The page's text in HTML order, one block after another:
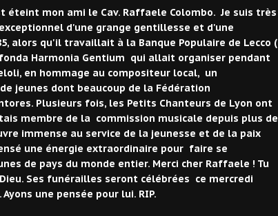
éteint mon ami le Cav. Raffaele Colombo. Je suis très
d'une grange gentillesse et d'une
alors qu'il travaillait à la Banque Populaire de Lecco (
Harmonia Gentium qui allait organiser pendant
en hommage au compositeur local, un
jeunes dont beaucoup de la Fédération
Plusieurs fois, les Petits Chanteurs de Lyon ont
membre de la commission musicale depuis plus de
immense au service de la jeunesse et de la paix
une énergie extraordinaire pour faire se
de pays du monde entier. Merci cher Raffaele ! Tu
Ses funérailles seront célébrées ce mercredi
une pensée pour lui. RIP.